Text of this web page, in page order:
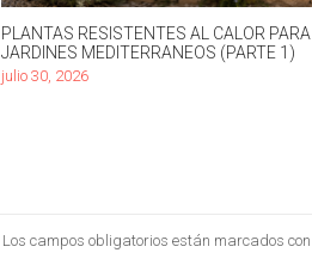
PLANTAS RESISTENTES AL CALOR PARA
JARDINES MEDITERRANEOS (PARTE 1)
julio 30, 2026
Los campos obligatorios están marcados con